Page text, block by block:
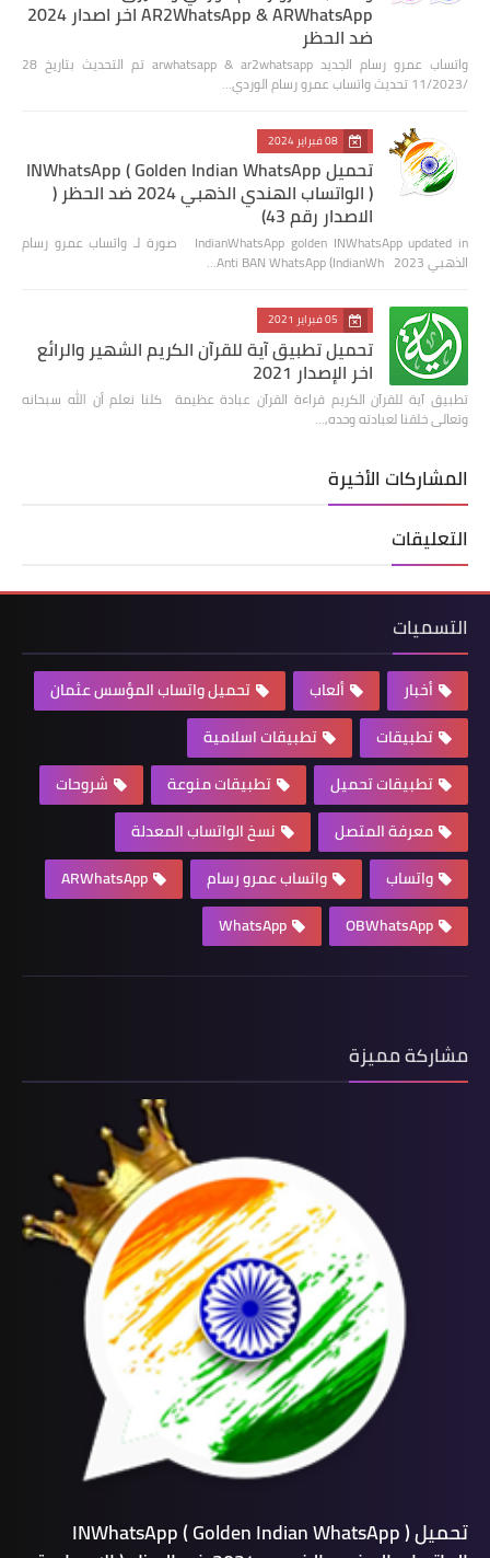
AR2WhatsApp & ARWhatsApp اخر اصدار 2024
ضد الحظر
واتساب عمرو رسام الجديد arwhatsapp & ar2whatsapp تم التحديث بتاريخ 28
/11/2023 تحديث واتساب عمرو رسام الوردي…
08 فبراير 2024
تحميل INWhatsApp ( Golden Indian WhatsApp
) الواتساب الهندي الذهبي 2024 ضد الحظر (
الاصدار رقم 43)
IndianWhatsApp golden INWhatsApp updated in صورة لـ واتساب عمرو رسام
الذهبي 2023 Anti BAN WhatsApp (IndianWh…
05 فبراير 2021
تحميل تطبيق آية للقرآن الكريم الشهير والرائع
اخر الإصدار 2021
تطبيق آية للقرآن الكريم قراءة القرآن عبادة عظيمة كلنا نعلم أن الله سبحانه
وتعالى خلقنا لعبادته وحده,…
المشاركات الأخيرة
التعليقات
التسميات
أخبار ألعاب
تحميل واتساب المؤسس عثمان
تطبيقات
تطبيقات اسلامية
تطبيقات تحميل
تطبيقات منوعة
شروحات
معرفة المتصل
نسخ الواتساب المعدلة
واتساب
واتساب عمرو رسام
ARWhatsApp
OBWhatsApp
WhatsApp
مشاركة مميزة
تحميل INWhatsApp ( Golden Indian WhatsApp )